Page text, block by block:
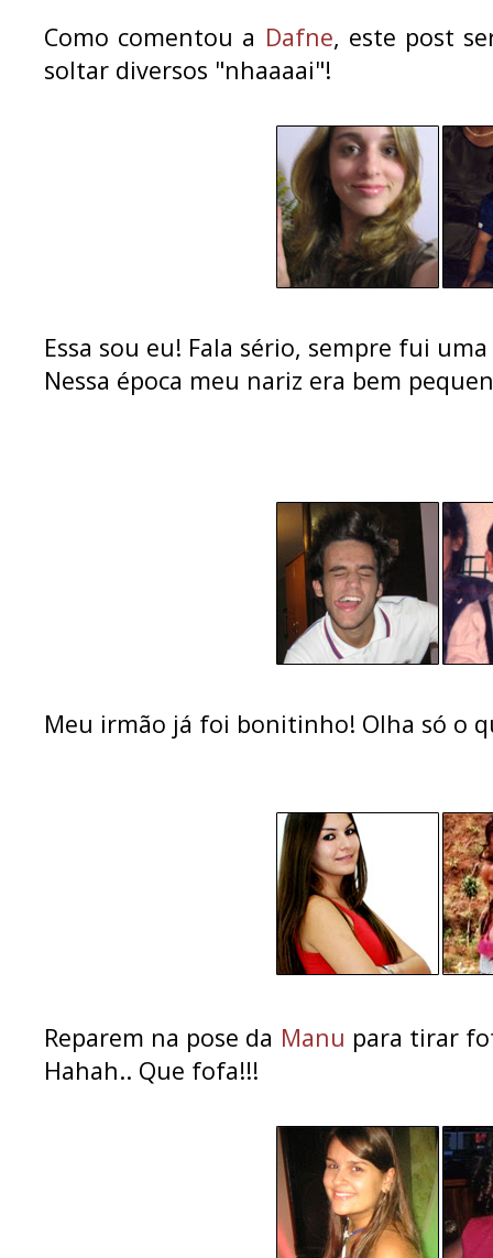
Como comentou a Dafne, este post
soltar diversos "nhaaaai"!
Essa sou eu! Fala sério, sempre fui
Nessa época meu nariz era bem
Meu irmão já foi bonitinho! Olha só o
Reparem na pose da Manu para tirar
Hahah.. Que fofa!!!